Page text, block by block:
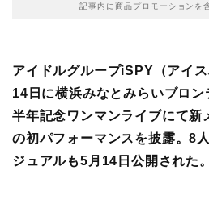
記事内に商品プロモーションを
アイドルグループiSPY（アイ
14日に横浜みなとみらいブロ
半年記念ワンマンライブにて新
の初パフォーマンスを披露。8
ジュアルも5月14日公開された。